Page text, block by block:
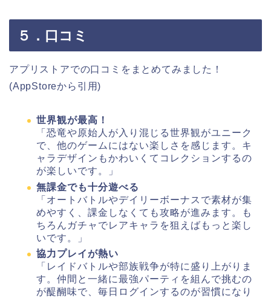
５．口コミ
アプリストアでの口コミをまとめてみました！
(AppStoreから引用)
世界観が最高！
「恐竜や原始人が入り混じる世界観がユニーク
で、他のゲームにはない楽しさを感じます。キ
ャラデザインもかわいくてコレクションするの
が楽しいです。」
無課金でも十分遊べる
「オートバトルやデイリーボーナスで素材が集
めやすく、課金しなくても攻略が進みます。も
ちろんガチャでレアキャラを狙えばもっと楽し
いです。」
協力プレイが熱い
「レイドバトルや部族戦争が特に盛り上がりま
す。仲間と一緒に最強パーティを組んで挑むの
が醍醐味で、毎日ログインするのが習慣になり